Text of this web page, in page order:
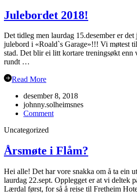
Julebordet 2018!
Det tidleg men laurdag 15.desember er
julebord i «Roald`s Garage»!!! Vi møtest
stad. Det blir ei litt kortare treningsøkt enn
rundt …
Read More
desember 8, 2018
johnny.solheimsnes
Commenton
Uncategorized
Årsmøte i Flåm?
Hei alle! Det har vore snakka om å ta ein
laurdag 22.sept. Opplegget er at vi deltek
Lærdal først, for så å reise til Fretheim